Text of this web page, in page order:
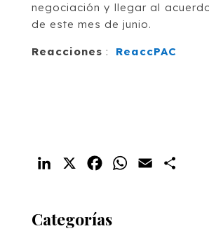
negociación y llegar al
de este mes de junio.
Reacciones : ReaccPAC
LinkedIn FacebookWhatsApp
Email
Categorías